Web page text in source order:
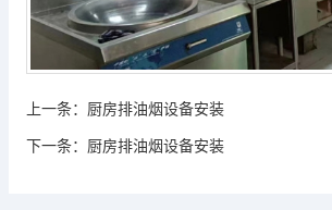
上一条： 厨房排油烟设备安装
下一条： 厨房排油烟设备安装